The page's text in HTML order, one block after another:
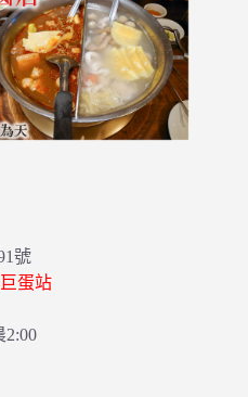
號
蛋站
2:00